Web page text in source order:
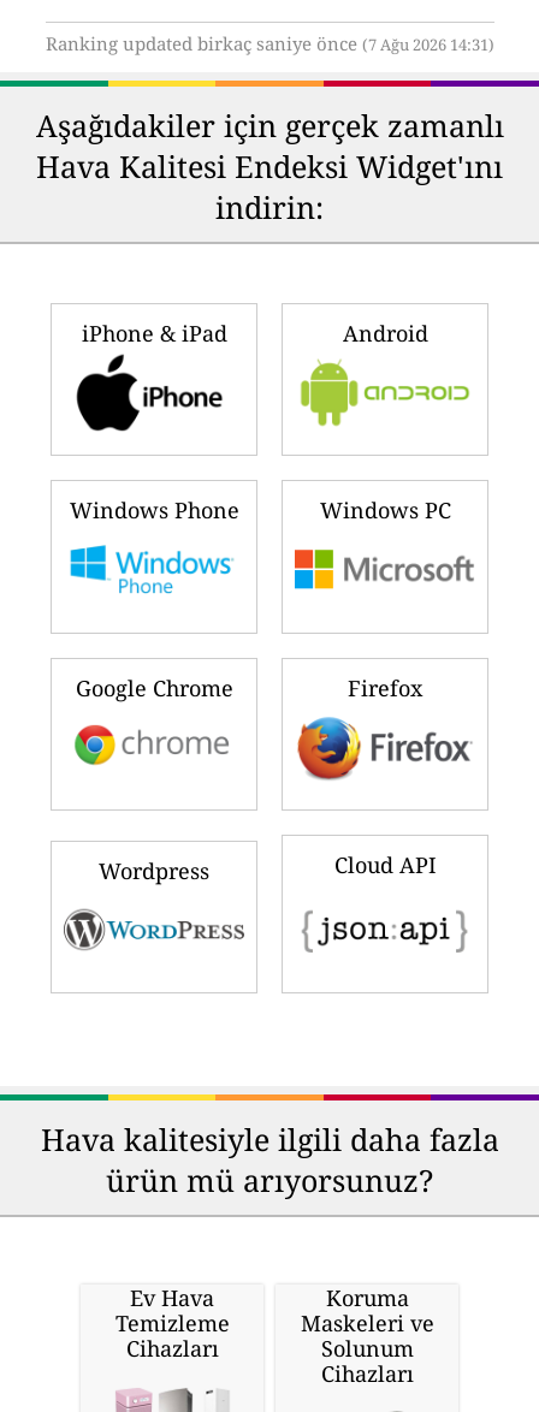
Ranking updated birkaç saniye önce (7 Ağu 2026 14:31)
Aşağıdakiler için gerçek zamanlı
Hava Kalitesi Endeksi Widget'ını
indirin:
iPhone & iPad Android
Windows Phone Windows PC
Google Chrome Firefox
Wordpress Cloud API
Hava kalitesiyle ilgili daha fazla
ürün mü arıyorsunuz?
Ev Hava
Temizleme
Cihazları
Koruma
Maskeleri ve
Solunum
Cihazları